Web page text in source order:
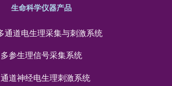
生命科学仪器产品
通道电生理采集与刺激系统
多参生理信号采集系统
道神经电生理刺激系统